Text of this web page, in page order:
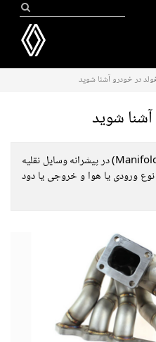
در خودرو آشنا شوید
شوید
قطعه ای به نام منیفولد (به انگلیسی Manifold) در پیشرانه وسایل نقلیه
ورودی یا هوا و خروجی یا دود